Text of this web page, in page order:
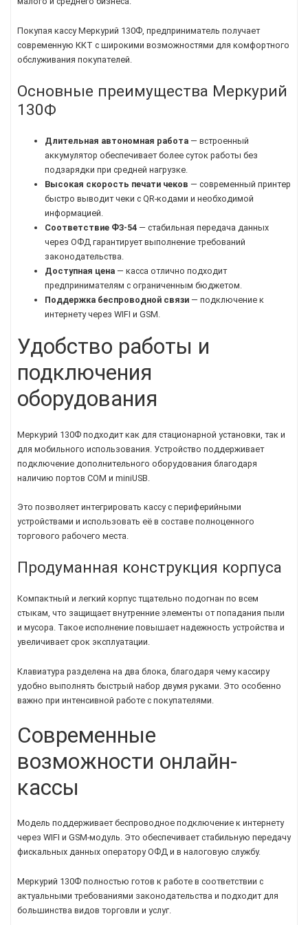
Покупая кассу Меркурий 130Ф, предприниматель получает
современную ККТ с широкими возможностями для комфортного
обслуживания покупателей.
Основные преимущества Меркурий
130Ф
Длительная автономная работа — встроенный
аккумулятор обеспечивает более суток работы без
подзарядки при средней нагрузке.
Высокая скорость печати чеков — современный принтер
быстро выводит чеки с QR-кодами и необходимой
информацией.
Соответствие ФЗ-54 — стабильная передача данных
через ОФД гарантирует выполнение требований
законодательства.
Доступная цена — касса отлично подходит
предпринимателям с ограниченным бюджетом.
Поддержка беспроводной связи — подключение к
интернету через WIFI и GSM.
Удобство работы и
подключения
оборудования
Меркурий 130Ф подходит как для стационарной установки, так и
для мобильного использования. Устройство поддерживает
подключение дополнительного оборудования благодаря
наличию портов COM и miniUSB.
Это позволяет интегрировать кассу с периферийными
устройствами и использовать её в составе полноценного
торгового рабочего места.
Продуманная конструкция корпуса
Компактный и легкий корпус тщательно подогнан по всем
стыкам, что защищает внутренние элементы от попадания пыли
и мусора. Такое исполнение повышает надежность устройства и
увеличивает срок эксплуатации.
Клавиатура разделена на два блока, благодаря чему кассиру
удобно выполнять быстрый набор двумя руками. Это особенно
важно при интенсивной работе с покупателями.
Современные
возможности онлайн-
кассы
Модель поддерживает беспроводное подключение к интернету
через WIFI и GSM-модуль. Это обеспечивает стабильную передачу
фискальных данных оператору ОФД и в налоговую службу.
Меркурий 130Ф полностью готов к работе в соответствии с
актуальными требованиями законодательства и подходит для
большинства видов торговли и услуг.